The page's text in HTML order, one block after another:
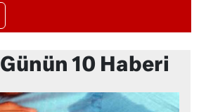
Günün 10 Haberi